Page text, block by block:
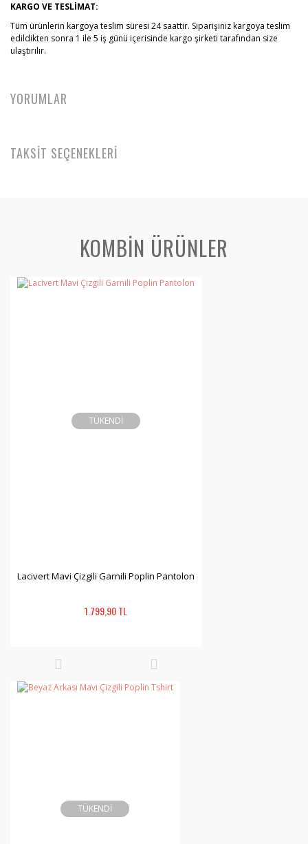
KARGO VE TESLİMAT:
Tüm ürünlerin kargoya teslim süresi 24 saattir. Siparişiniz kargoya teslim
edildikten sonra 1 ile 5 iş günü içerisinde kargo şirketi tarafından size
ulaştırılır.
YORUMLAR
TAKSİT SEÇENEKLERİ
KOMBİN ÜRÜNLER
TÜKENDİ
Lacivert Mavi Çizgili Garnili Poplin Pantolon
1.799,90 TL
TÜKENDİ